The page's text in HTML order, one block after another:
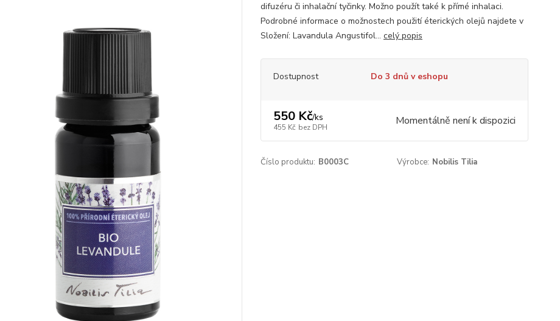
difuzéru či inhalační tyčinky. Možno použít také k přímé inhalaci.
Podrobné informace o možnostech použití éterických olejů najdete v
Složení: Lavandula Angustifol... celý popis
Dostupnost Do 3 dnů v eshopu
550 Kč/ks
455 Kč bez DPH Momentálně není k dispozici
Číslo produktu: B0003C Výrobce: Nobilis Tilia